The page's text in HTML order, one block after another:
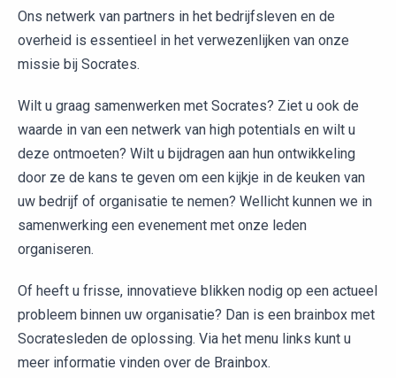
Ons netwerk van partners in het bedrijfsleven en de
overheid is essentieel in het verwezenlijken van onze
missie bij Socrates.
Wilt u graag samenwerken met Socrates? Ziet u ook de
waarde in van een netwerk van high potentials en wilt u
deze ontmoeten? Wilt u bijdragen aan hun ontwikkeling
door ze de kans te geven om een kijkje in de keuken van
uw bedrijf of organisatie te nemen? Wellicht kunnen we in
samenwerking een evenement met onze leden
organiseren.
Of heeft u frisse, innovatieve blikken nodig op een actueel
probleem binnen uw organisatie? Dan is een brainbox met
Socratesleden de oplossing. Via het menu links kunt u
meer informatie vinden over de Brainbox.